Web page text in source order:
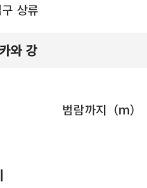
상류
와 강
범람까지（m）